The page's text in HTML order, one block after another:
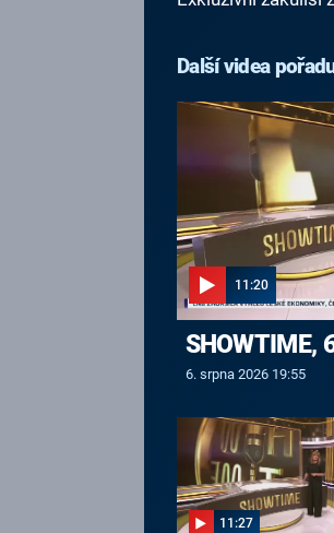
Další videa
11:20
SHOWTIME,
6. srpna 2026 19:55
11:27